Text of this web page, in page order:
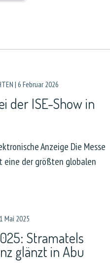
| 6 Februar 2026
der ISE-Show in
Anzeige Die Messe
eine der größten globalen
Mai 2025
Stramatels
glänzt in Abu